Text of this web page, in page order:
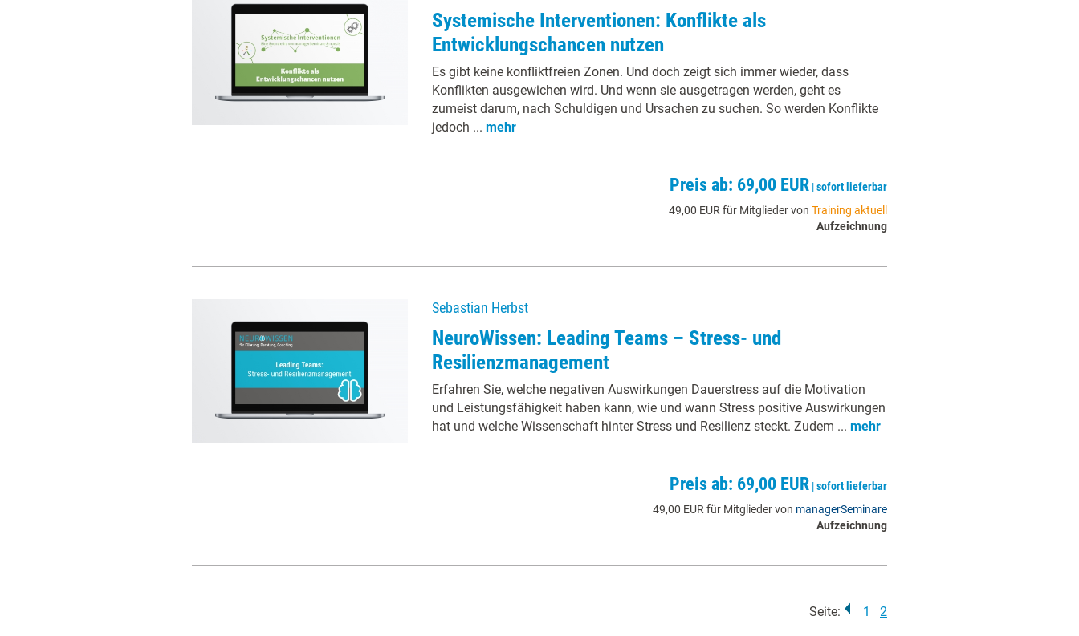
Systemische Interventionen: Konflikte als
Entwicklungschancen nutzen
Es gibt keine konfliktfreien Zonen. Und doch zeigt sich immer wieder, dass
Konflikten ausgewichen wird. Und wenn sie ausgetragen werden, geht es
zumeist darum, nach Schuldigen und Ursachen zu suchen. So werden Konflikte
jedoch ... mehr
Preis ab: 69,00 EUR|sofort lieferbar
49,00 EUR für Mitglieder von Training aktuell
Aufzeichnung
Sebastian Herbst
NeuroWissen: Leading Teams – Stress- und
Resilienzmanagement
Erfahren Sie, welche negativen Auswirkungen Dauerstress auf die Motivation
und Leistungsfähigkeit haben kann, wie und wann Stress positive Auswirkungen
hat und welche Wissenschaft hinter Stress und Resilienz steckt. Zudem ... mehr
Preis ab: 69,00 EUR|sofort lieferbar
49,00 EUR für Mitglieder von managerSeminare
Aufzeichnung
Seite: 1 2